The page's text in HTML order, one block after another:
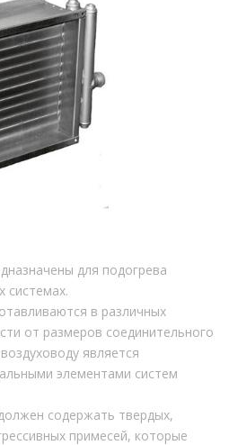
для подогрева
системах.
в различных
от размеров соединительного
является
элементами систем
содержать твердых,
примесей, которые